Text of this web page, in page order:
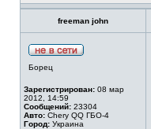
freeman john
Борец
Зарегистрирован: 08 мар
2012, 14:59
Сообщений: 23304
Авто: Chery QQ ГБО-4
Город: Украина